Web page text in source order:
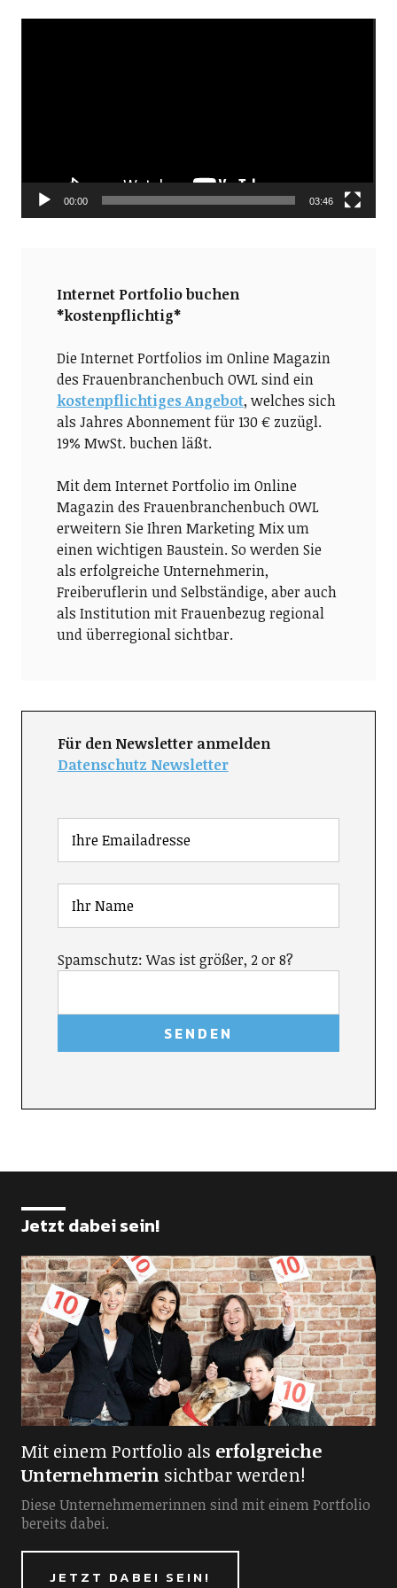
00:00 03:46
Internet Portfolio buchen
*kostenpflichtig*
Die Internet Portfolios im Online Magazin
des Frauenbranchenbuch OWL sind ein
kostenpflichtiges Angebot, welches sich
als Jahres Abonnement für 130 € zuzügl.
19% MwSt. buchen läßt.
Mit dem Internet Portfolio im Online
Magazin des Frauenbranchenbuch OWL
erweitern Sie Ihren Marketing Mix um
einen wichtigen Baustein. So werden Sie
als erfolgreiche Unternehmerin,
Freiberuflerin und Selbständige, aber auch
als Institution mit Frauenbezug regional
und überregional sichtbar.
Für den Newsletter anmelden
Datenschutz Newsletter
Spamschutz: Was ist größer, 2 or 8?
Jetzt dabei sein!
Mit einem Portfolio als erfolgreiche
Unternehmerinsichtbar werden!
Diese Unternehmemerinnen sind mit einem Portfolio
bereits dabei.
JETZT DABEI SEIN!